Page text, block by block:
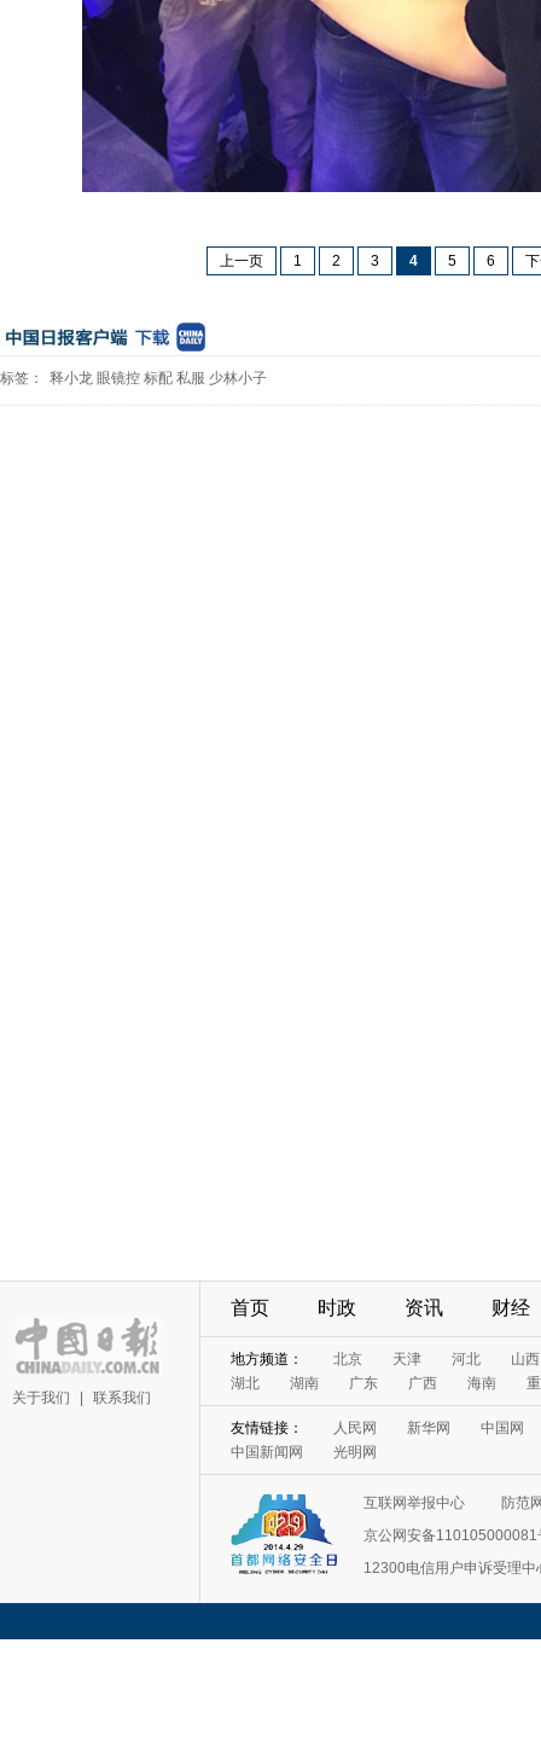
上一页 1 2 3 4 5 6
标签： 释小龙 眼镜控 标配 私服 少林小子
关于我们 联系我们
首页 时政 资讯 财经
地方频道： 北京 天津 河北
山西
湖北
湖南 广东 广西 海南
友情链接： 人民网 新华网
中国网
中国新闻网
光明网
互联网举报中心
防范
京公网安备110105000081
12300电信用户申诉受理中